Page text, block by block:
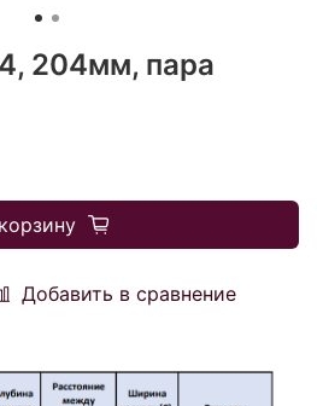
204мм, пара
Добавить в сравнение